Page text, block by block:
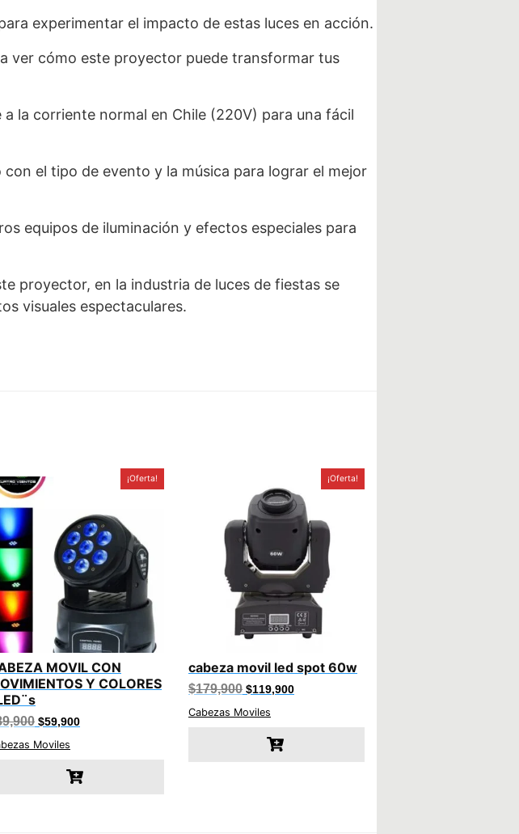
experimentar el impacto de estas luces en acción.
ver cómo este proyector puede transformar tus
la corriente normal en Chile (220V) para una fácil
el tipo de evento y la música para lograr el mejor
equipos de iluminación y efectos especiales para
proyector, en la industria de luces de fiestas se
visuales espectaculares.
¡Oferta!
MOVIL CON
Y COLORES
El
original
$89,900.
$59,900El
$59,900.
Moviles
¡Oferta!
cabeza movil led spot 60w
$179,900 El
original
$179,900.
$119,900El
Cabezas Moviles